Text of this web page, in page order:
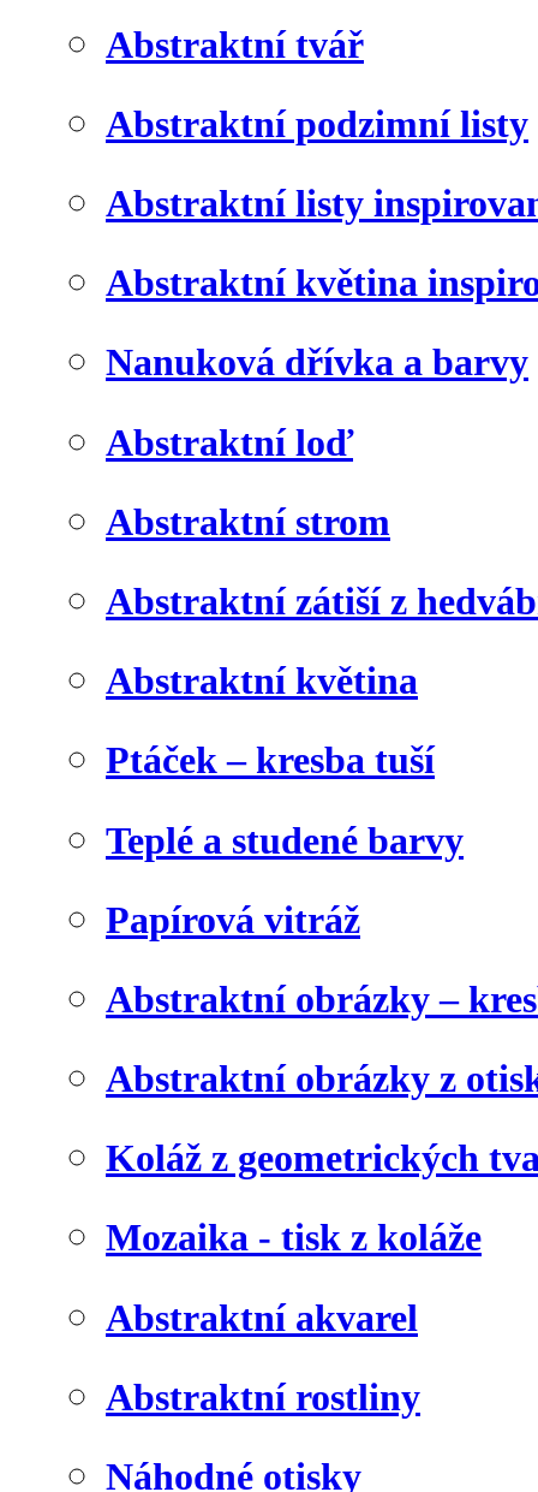
Abstraktní tvář
Abstraktní podzimní listy
Abstraktní listy
Abstraktní květina
Nanuková dřívka a barvy
Abstraktní loď
Abstraktní strom
Abstraktní zátiší z
Abstraktní květina
Ptáček – kresba tuší
Teplé a studené barvy
Papírová vitráž
Abstraktní obrázky –
Abstraktní obrázky z
Koláž z geometrických
Mozaika - tisk z koláže
Abstraktní akvarel
Abstraktní rostliny
Náhodné otisky